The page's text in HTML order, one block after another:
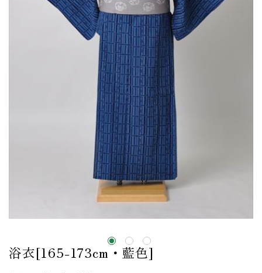
浴衣[165-173cm・藍色]